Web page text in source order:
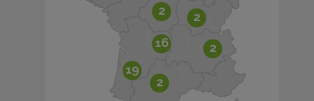
19
2
2
16
2
2